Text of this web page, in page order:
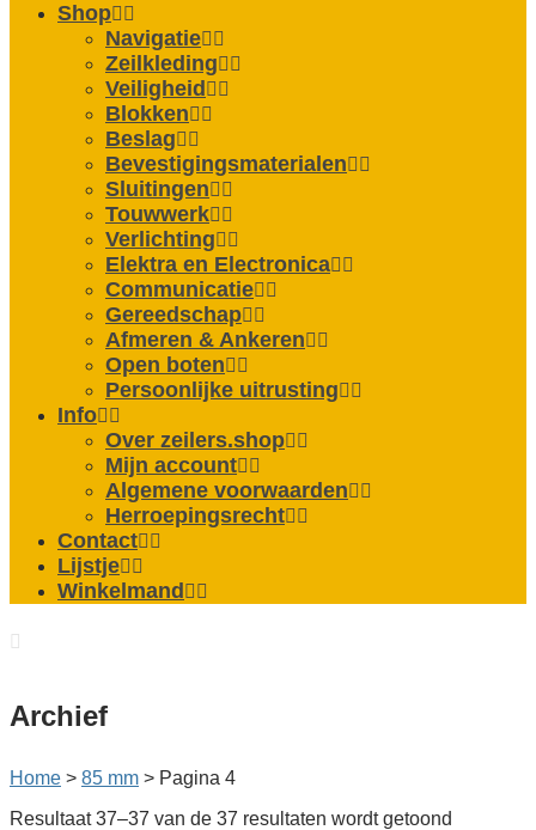
Shop
Navigatie
Zeilkleding
Veiligheid
Blokken
Beslag
Bevestigings­­materialen
Sluitingen
Touwwerk
Verlichting
Elektra en Electronica
Communicatie
Gereedschap
Afmeren & Ankeren
Open boten
Persoonlijke uitrusting
Info
Over zeilers.shop
Mijn account
Algemene voorwaarden
Herroepingsrecht
Contact
Lijstje
Winkelmand
Archief
Home > 85 mm > Pagina 4
Resultaat 37–37 van de 37 resultaten wordt getoond